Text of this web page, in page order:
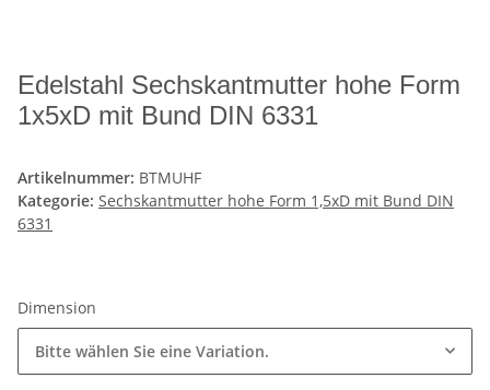
Edelstahl Sechskantmutter hohe Form
1x5xD mit Bund DIN 6331
Artikelnummer: BTMUHF
Kategorie: Sechskantmutter hohe Form 1,5xD mit Bund DIN
6331
Dimension
Bitte wählen Sie eine Variation.